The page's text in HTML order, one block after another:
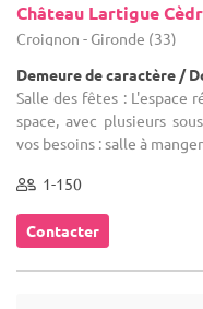
Château Lartigue
Croignon - Gironde (33)
Demeure de caractère /
Salle des fêtes : L'espace
space, avec plusieurs
vos besoins : salle à
1-150
Contacter